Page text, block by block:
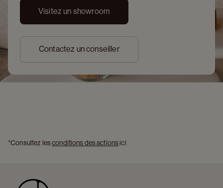
Visitez un showroom
Contactez un conseiller
*Consultez les conditions des actions ici